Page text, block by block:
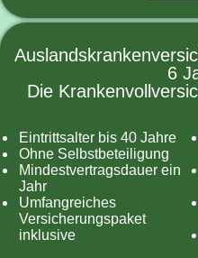
6
Die
Eintrittsalter bis 40 Jahre
Ohne Selbstbeteiligung
Mindestvertragsdauer ein
Jahr
Umfangreiches
Versicherungspaket
inklusive